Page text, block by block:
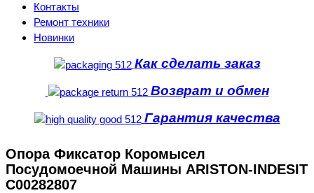
Контакты
Ремонт техники
Новинки
Как сделать заказ
Возврат и обмен
Гарантия качества
Опора Фиксатор Коромысел
Посудомоечной Машины ARISTON-INDESIT
C00282807